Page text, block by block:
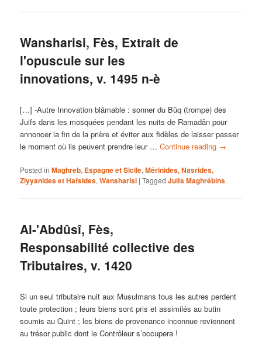
Wansharisi, Fès, Extrait de
l'opuscule sur les
innovations, v. 1495 n-è
[…] -Autre Innovation blâmable : sonner du Bûq (trompe) des
Juifs dans les mosquées pendant les nuits de Ramadân pour
annoncer la fin de la prière et éviter aux fidèles de laisser passer
le moment où ils peuvent prendre leur …Continue reading →
Posted in Maghreb, Espagne et Sicile,Mérinides, Nasrides,
Ziyyanides et Hafsides,Wansharisi |Tagged Juifs Maghrébins
Al-'Abdûsî, Fès,
Responsabilité collective des
Tributaires, v. 1420
Si un seul tributaire nuit aux Musulmans tous les autres perdent
toute protection ; leurs biens sont pris et assimilés au butin
soumis au Quint ; les biens de provenance inconnue reviennent
au trésor public dont le Contrôleur s’occupera !